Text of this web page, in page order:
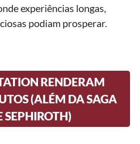
experiências longas,
podiam prosperar.
RENDERAM
(ALÉM DA SAGA
SEPHIROTH)